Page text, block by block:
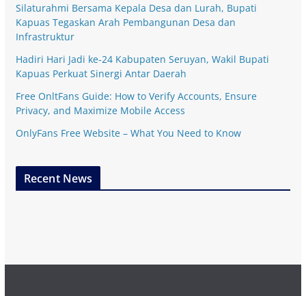
Silaturahmi Bersama Kepala Desa dan Lurah, Bupati
Kapuas Tegaskan Arah Pembangunan Desa dan
Infrastruktur
Hadiri Hari Jadi ke-24 Kabupaten Seruyan, Wakil Bupati
Kapuas Perkuat Sinergi Antar Daerah
Free OnltFans Guide: How to Verify Accounts, Ensure
Privacy, and Maximize Mobile Access
OnlyFans Free Website – What You Need to Know
Recent News